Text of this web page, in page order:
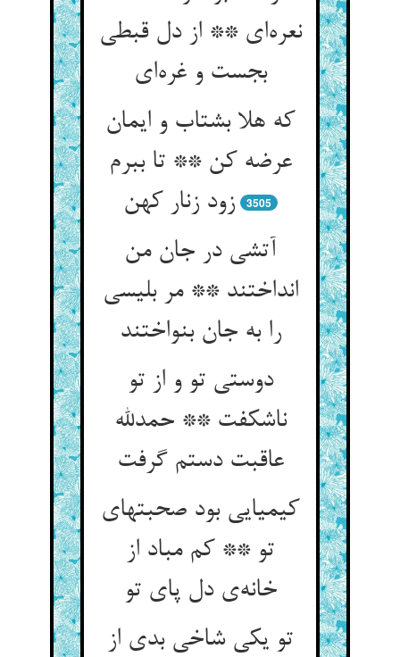
نعره‌ای ** از دل قبطی
بجست و غره‌ای
که هلا بشتاب و ایمان
عرضه کن ** تا ببرم
زود زنار کهن
3505
آتشی در جان من
انداختند ** مر بلیسی
را به جان بنواختند
دوستی تو و از تو
ناشکفت ** حمدلله
عاقبت دستم گرفت
کیمیایی بود صحبتهای
تو ** کم مباد از
خانه‌ی دل پای تو
تو یکی شاخی بدی از